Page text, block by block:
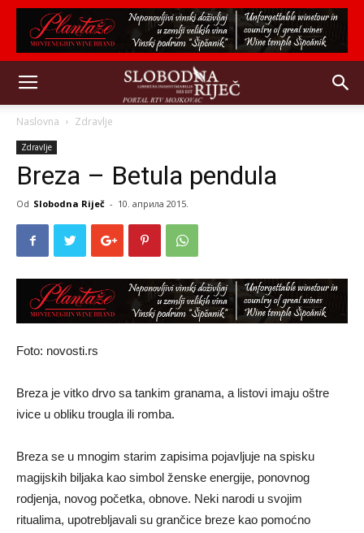
Naslovna Zdravlje
Zdravlje
Breza – Betula pendula
Od Slobodna Riječ - 10. априла 2015.
Foto: novosti.rs
Breza je vitko drvo sa tankim granama, a listovi imaju oštre
ivice u obliku trougla ili romba.
Breza se u mnogim starim zapisima pojavljuje na spisku
magijskih biljaka kao simbol ženske energije, ponovnog
rodjenja, novog početka, obnove. Neki narodi u svojim
ritualima, upotrebljavali su grančice breze kao pomoćno